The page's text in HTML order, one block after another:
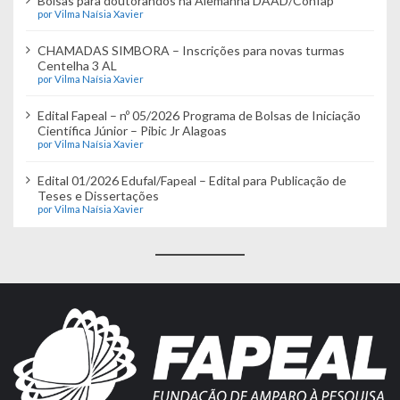
por Vilma Naísia Xavier
CHAMADAS SIMBORA – Inscrições para novas turmas
Centelha 3 AL
por Vilma Naísia Xavier
Edital Fapeal – nº 05/2026 Programa de Bolsas de Iniciação
Científica Júnior – Pibic Jr Alagoas
por Vilma Naísia Xavier
Edital 01/2026 Edufal/Fapeal – Edital para Publicação de
Teses e Dissertações
por Vilma Naísia Xavier